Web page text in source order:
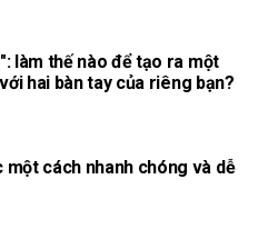
làm thế nào để tạo ra một
hai bàn tay của riêng bạn?
cách nhanh chóng và dễ